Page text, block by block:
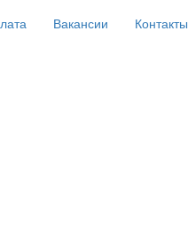
Вакансии Контакты